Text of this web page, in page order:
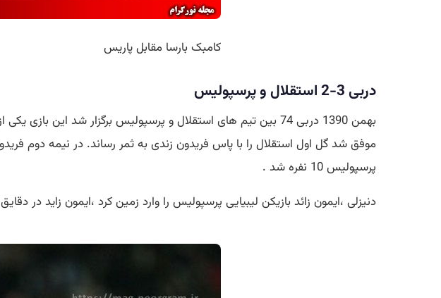
کامبک بارسا مقابل پاریس
دربی 3-2 استقلال و پرسپولیس
پرسپولیس 10 نفره شد .
دنیزلی ،ایمون زائد بازیکن لیبیایی پرسپولیس را وارد زمین کرد ،ایمون زاید در دقایق 82 ، 83 و 92 دروازه استقلال را باز کرد و بازی را به تساوی کشاند. (